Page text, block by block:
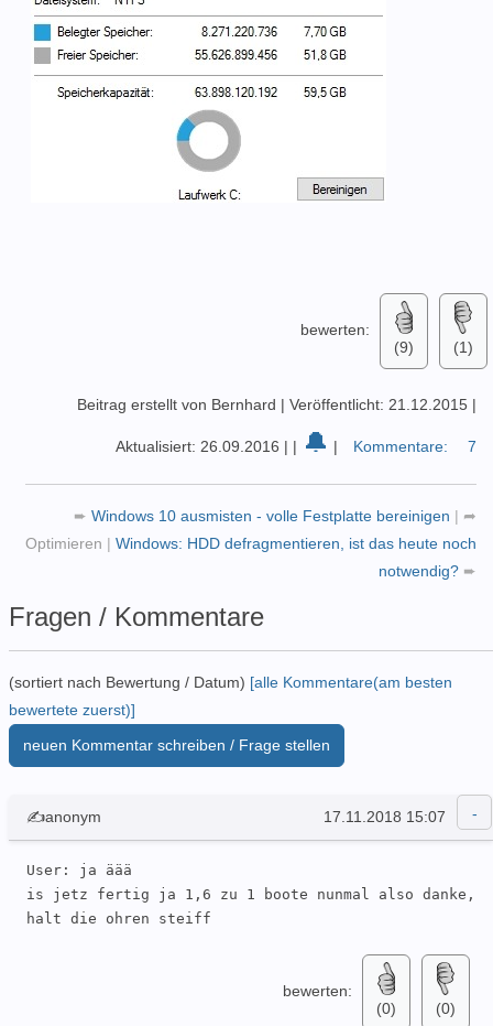
bewerten:
(9)
(1)
Beitrag erstellt von Bernhard | Veröffentlicht: 21.12.2015 |
Aktualisiert: 26.09.2016 | | 🔔 | Kommentare: 7
➨ Windows 10 ausmisten - volle Festplatte bereinigen | ➦
Optimieren | Windows: HDD defragmentieren, ist das heute noch
notwendig? ➨
Fragen / Kommentare
(sortiert nach Bewertung / Datum) [alle Kommentare(am besten
bewertete zuerst)]
neuen Kommentar schreiben / Frage stellen
✍anonym 17.11.2018 15:07
User: ja äää
is jetz fertig ja 1,6 zu 1 boote nunmal also danke,
halt die ohren steiff
bewerten:
(0)
(0)